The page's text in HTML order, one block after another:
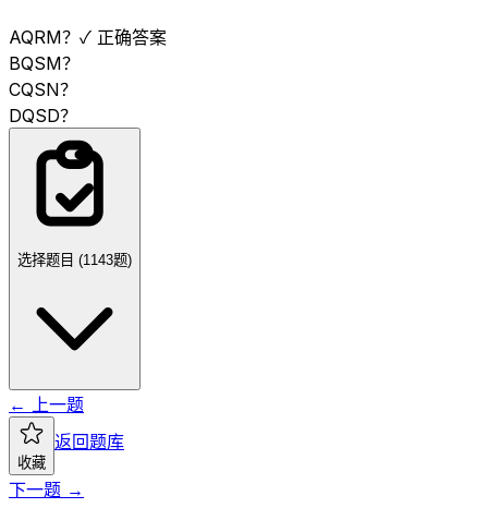
AQRM？ ✓ 正确答案
BQSM？
CQSN？
DQSD？
选择题目 (1143题)
← 上一题
收藏
返回题库
下一题 →